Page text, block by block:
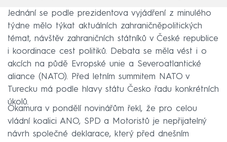
Jednání se podle prezidentova vyjádření z minulého
týdne mělo týkat aktuálních zahraničněpolitických
témat, návštěv zahraničních státníků v České republice
i koordinace cest politiků. Debata se měla vést i o
akcích na půdě Evropské unie a Severoatlantické
aliance (NATO). Před letním summitem NATO v
Turecku má podle hlavy státu Česko řadu konkrétních
úkolů.
Okamura v pondělí novinářům řekl, že pro celou
vládní koalici ANO, SPD a Motoristů je nepřijatelný
návrh společné deklarace, který před dnešním